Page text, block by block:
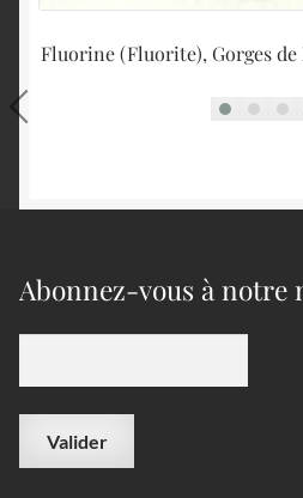
Fluorine (Fluorite), Gorges de
Abonnez-vous à notre